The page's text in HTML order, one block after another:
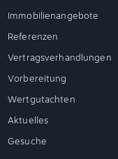
Immobilienangebote
Referenzen
Vertragsverhandlungen
Vorbereitung
Wertgutachten
Aktuelles
Gesuche